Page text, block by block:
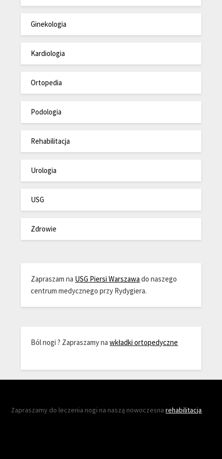
Ginekologia
Kardiologia
Ortopedia
Podologia
Rehabilitacja
Urologia
USG
Zdrowie
Zapraszam na USG Piersi Warszawa do naszego
centrum medycznego przy Rydygiera.
Ból nogi ? Zapraszamy nawkładki ortopedyczne
Zapraszamy do leczenia nogi na naszą nowoczesnarehabilitacja